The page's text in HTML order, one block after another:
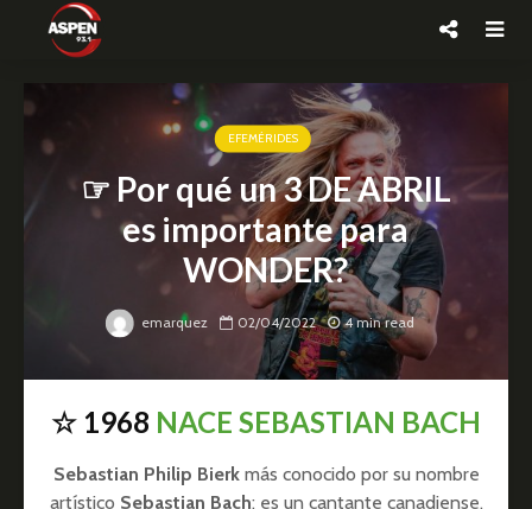
EFEMÉRIDES
☞ Por qué un 3 DE ABRIL
es importante para
WONDER?
emarquez 02/04/2022 4 min read
☆ 1968 NACE SEBASTIAN BACH
Sebastian Philip Bierkmás conocido por su nombre
artístico Sebastian Bach; es un cantante canadiense,